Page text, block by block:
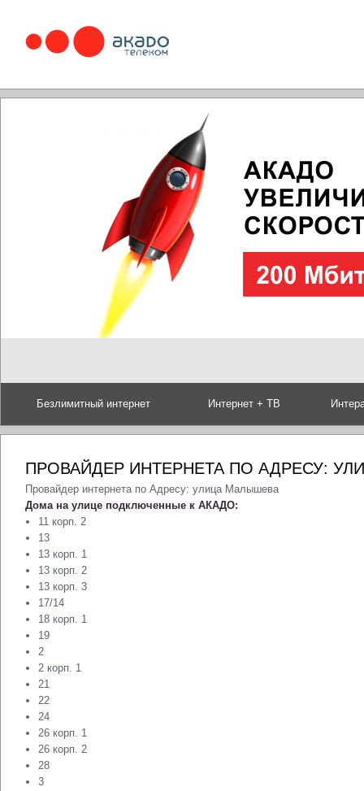
Безлимитный интернет Интернет + ТВ
ПРОВАЙДЕР ИНТЕРНЕТА ПО АДРЕСУ:
Провайдер интернета по Адресу: улица Малышева
Дома на улице подключенные к АКАДО:
11 корп. 2
13
13 корп. 1
13 корп. 2
13 корп. 3
17/14
18 корп. 1
19
2
2 корп. 1
21
22
24
26 корп. 1
26 корп. 2
28
3